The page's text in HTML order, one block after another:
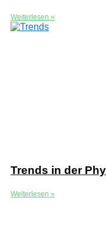
Weiterlesen »
Trends in der
Weiterlesen »